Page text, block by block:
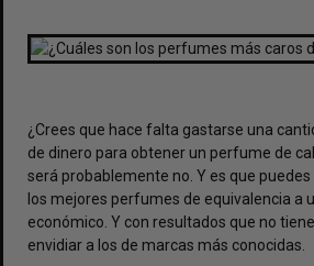
¿Crees que hace falta gastarse una
de dinero para obtener un perfume de
será probablemente no. Y es que
los mejores perfumes de equivalencia a
económico. Y con resultados que no
envidiar a los de marcas más conocidas.